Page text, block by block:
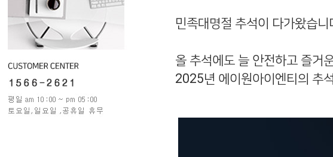
민족대명절 추석이 다가왔습니
올 추석에도 늘 안전하고 즐거
2025년 에이원아이엔티의 추